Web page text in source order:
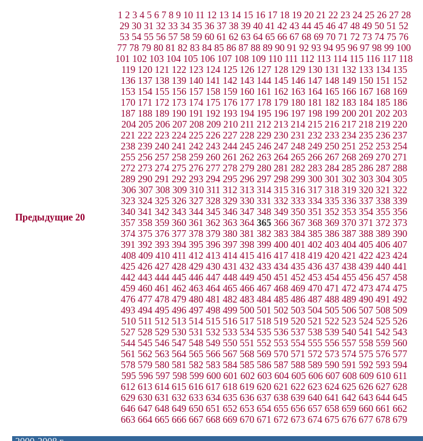
Предыдущие 20
1 2 3 4 5 6 7 8 9 10 11 12 13 14 15 16 17 18 19 20 21 22 23 24 25 26 27 28
29 30 31 32 33 34 35 36 37 38 39 40 41 42 43 44 45 46 47 48 49 50 51 52
53 54 55 56 57 58 59 60 61 62 63 64 65 66 67 68 69 70 71 72 73 74 75 76
77 78 79 80 81 82 83 84 85 86 87 88 89 90 91 92 93 94 95 96 97 98 99 100
101 102 103 104 105 106 107 108 109 110 111 112 113 114 115 116 117 118
119 120 121 122 123 124 125 126 127 128 129 130 131 132 133 134 135
136 137 138 139 140 141 142 143 144 145 146 147 148 149 150 151 152
153 154 155 156 157 158 159 160 161 162 163 164 165 166 167 168 169
170 171 172 173 174 175 176 177 178 179 180 181 182 183 184 185 186
187 188 189 190 191 192 193 194 195 196 197 198 199 200 201 202 203
204 205 206 207 208 209 210 211 212 213 214 215 216 217 218 219 220
221 222 223 224 225 226 227 228 229 230 231 232 233 234 235 236 237
238 239 240 241 242 243 244 245 246 247 248 249 250 251 252 253 254
255 256 257 258 259 260 261 262 263 264 265 266 267 268 269 270 271
272 273 274 275 276 277 278 279 280 281 282 283 284 285 286 287 288
289 290 291 292 293 294 295 296 297 298 299 300 301 302 303 304 305
306 307 308 309 310 311 312 313 314 315 316 317 318 319 320 321 322
323 324 325 326 327 328 329 330 331 332 333 334 335 336 337 338 339
340 341 342 343 344 345 346 347 348 349 350 351 352 353 354 355 356
357 358 359 360 361 362 363 364 365 366 367 368 369 370 371 372 373
374 375 376 377 378 379 380 381 382 383 384 385 386 387 388 389 390
391 392 393 394 395 396 397 398 399 400 401 402 403 404 405 406 407
408 409 410 411 412 413 414 415 416 417 418 419 420 421 422 423 424
425 426 427 428 429 430 431 432 433 434 435 436 437 438 439 440 441
442 443 444 445 446 447 448 449 450 451 452 453 454 455 456 457 458
459 460 461 462 463 464 465 466 467 468 469 470 471 472 473 474 475
476 477 478 479 480 481 482 483 484 485 486 487 488 489 490 491 492
493 494 495 496 497 498 499 500 501 502 503 504 505 506 507 508 509
510 511 512 513 514 515 516 517 518 519 520 521 522 523 524 525 526
527 528 529 530 531 532 533 534 535 536 537 538 539 540 541 542 543
544 545 546 547 548 549 550 551 552 553 554 555 556 557 558 559 560
561 562 563 564 565 566 567 568 569 570 571 572 573 574 575 576 577
578 579 580 581 582 583 584 585 586 587 588 589 590 591 592 593 594
595 596 597 598 599 600 601 602 603 604 605 606 607 608 609 610 611
612 613 614 615 616 617 618 619 620 621 622 623 624 625 626 627 628
629 630 631 632 633 634 635 636 637 638 639 640 641 642 643 644 645
646 647 648 649 650 651 652 653 654 655 656 657 658 659 660 661 662
663 664 665 666 667 668 669 670 671 672 673 674 675 676 677 678 679